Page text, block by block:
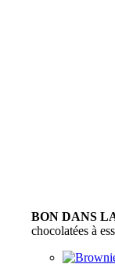
BON DANS
chocolatées à